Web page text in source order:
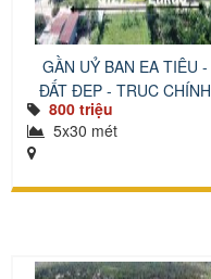
GẦN UỶ BAN EA TIÊU -
ĐẤT ĐẸP - TRỤC CHÍNH
800 triệu
5x30 mét